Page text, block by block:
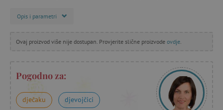
Opis i parametri
Ovaj proizvod više nije dostupan. Provjerite slične proizvode ovdje
Pogodno za:
dječaku djevojčici